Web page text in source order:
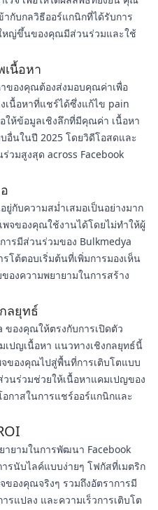
ากับกลวิธีออร์แกนิกที่ได้รับการ
หญ่ขึ้นของคุณมีส่วนร่วมและใช้
เนื้อหา
าของคุณต้องส่งมอบคุณค่าเพื่อ
เนื้อหาที่แชร์ได้ซึ่งแก้ไข pain
ให้ข้อมูลเชิงลึกที่มีคุณค่า เนื้อหา
อื่นในปี 2025 โดยวิดีโอสดและ
วมสูงสุด across Facebook
กับความสม่ำเสมอเป็นอย่างมาก
พจของคุณใช้งานได้โดยไม่ทำให้ผู้
รมีส่วนร่วมของ Bulkmedya
โต้ตอบเริ่มต้นที่เพิ่มการมองเห็น
องความพยายามในการสร้าง
ลยุทธ์
ของคุณให้ตรงกับการเปิดตัว
ปญเนื้อหา แนวทางเชิงกลยุทธ์นี้
ของคุณไปสู่พื้นที่การเติบโตแบบ
นร่วมช่วยให้เนื้อหาแคมเปญของ
กาสในการแชร์ออร์แกนิกและ
ยามในการพัฒนา Facebook
รนับไลค์แบบง่ายๆ โฟกัสที่เมตริก
ของคุณจริงๆ รวมถึงอัตราการมี
รแปลง และความเร็วการเติบโต